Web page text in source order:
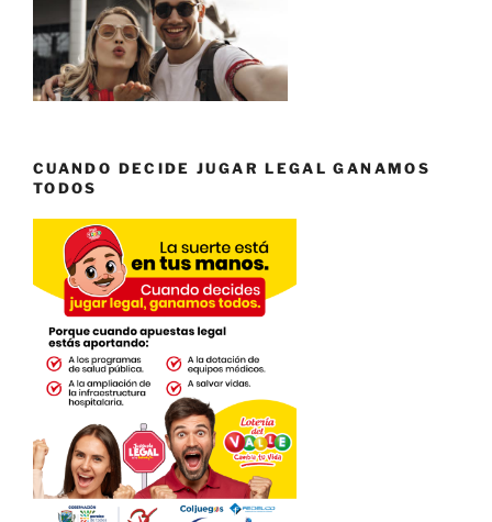
CUANDO DECIDE JUGAR LEGAL GANAMOS
TODOS